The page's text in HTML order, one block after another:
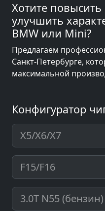
Хотите
улучшить
BMW или Mini?
Предлагаем
Санкт-Петербурге,
максимальной
Конфигуратор